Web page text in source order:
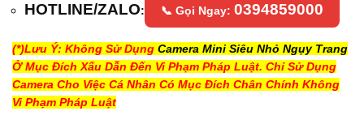
HOTLINE/ZALO: 📞 Gọi Ngay: 0394859000
(*)Lưu Ý: Không Sử Dụng Camera Mini Siêu Nhỏ Ngụy Trang
Ở Mục Đích Xấu Dẫn Đến Vi Phạm Pháp Luật. Chỉ Sử Dụng
Camera Cho Việc Cá Nhân Có Mục Đích Chân Chính Không
Vi Phạm Pháp Luật